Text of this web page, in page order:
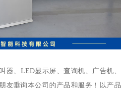
器、LED显示屏、查询机、广告机、
友垂询本公司的产品和服务！以产品